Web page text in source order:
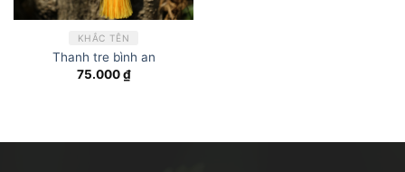
KHẮC TÊN
Thanh tre bình an
75.000₫